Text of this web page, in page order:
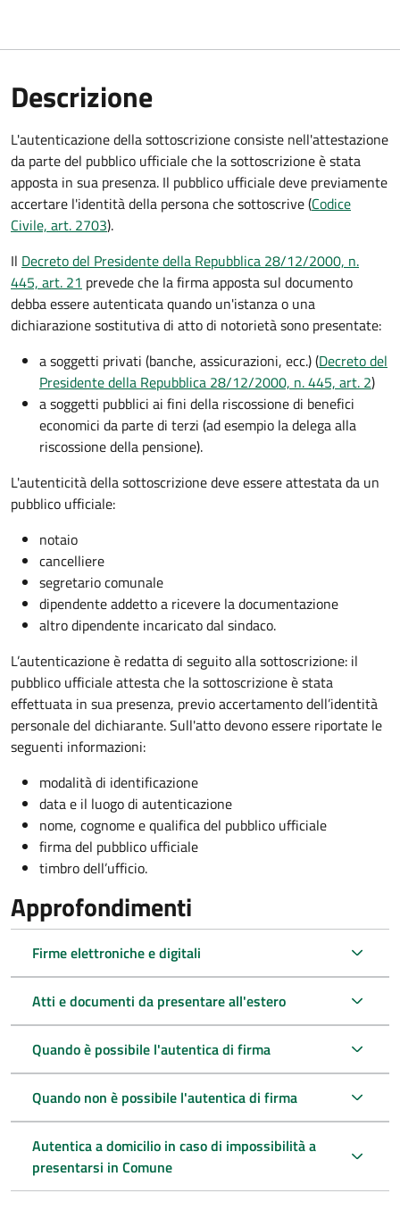
Descrizione
L'autenticazione della sottoscrizione consiste nell'attestazione
da parte del pubblico ufficiale che la sottoscrizione è stata
apposta in sua presenza. Il pubblico ufficiale deve previamente
accertare l'identità della persona che sottoscrive (Codice
Civile, art. 2703).
Il Decreto del Presidente della Repubblica 28/12/2000, n.
445, art. 21 prevede che la firma apposta sul documento
debba essere autenticata quando un'istanza o una
dichiarazione sostitutiva di atto di notorietà sono presentate:
a soggetti privati​​​​​ (banche, assicurazioni, ecc.) (Decreto del
Presidente della Repubblica 28/12/2000, n. 445, art. 2)
a soggetti pubblici ai fini della riscossione di benefici
economici da parte di terzi (ad esempio la delega alla
riscossione della pensione).
L'autenticità della sottoscrizione deve essere attestata da un
pubblico ufficiale:
notaio
cancelliere
segretario comunale
dipendente addetto a ricevere la documentazione
altro dipendente incaricato dal sindaco.
L’autenticazione è redatta di seguito alla sottoscrizione: il
pubblico ufficiale attesta che la sottoscrizione è stata
effettuata in sua presenza, previo accertamento dell’identità
personale del dichiarante. Sull'atto devono essere riportate le
seguenti informazioni:
modalità di identificazione
data e il luogo di autenticazione
nome, cognome e qualifica del pubblico ufficiale
firma del pubblico ufficiale
timbro dell’ufficio.
Approfondimenti
Firme elettroniche e digitali
Atti e documenti da presentare all'estero
Quando è possibile l'autentica di firma
Quando non è possibile l'autentica di firma
Autentica a domicilio in caso di impossibilità a
presentarsi in Comune